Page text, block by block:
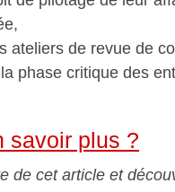
ateliers de revue de
phase critique des
savoir plus ?
de cet article et